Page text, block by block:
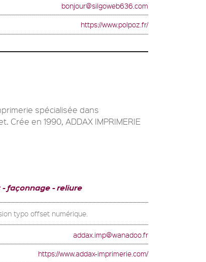
bonjour@silgoweb636.com
https://www.polpoz.fr/
spécialisée dans
Crée en 1990, ADDAX IMPRIMERIE
façonnage reliure
typo offset numérique.
addax.imp@wanadoo.fr
https://www.addax-imprimerie.com/